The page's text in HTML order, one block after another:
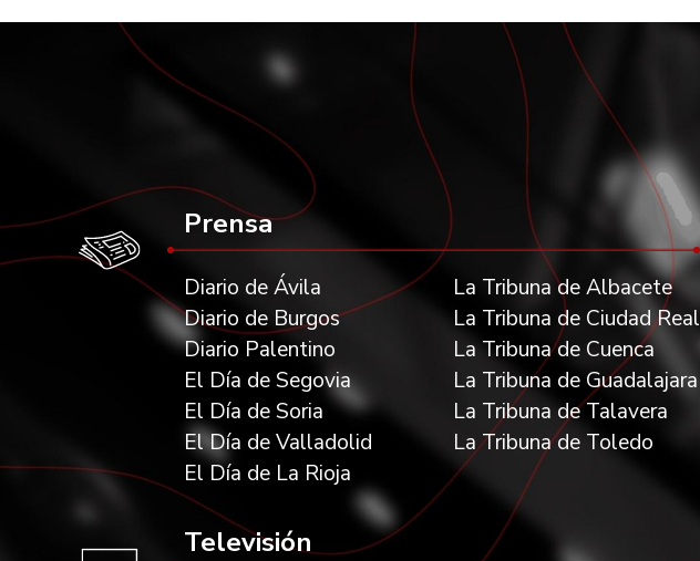
Prensa
Diario de Ávila
Diario de Burgos
Diario Palentino
El Día de Segovia
El Día de Soria
El Día de Valladolid
El Día de La Rioja
La Tribuna de Albacete
La Tribuna de Ciudad Real
La Tribuna de Cuenca
La Tribuna de Guadalajara
La Tribuna de Talavera
La Tribuna de Toledo
Televisión